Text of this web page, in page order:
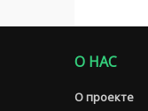
О НАС
О проекте